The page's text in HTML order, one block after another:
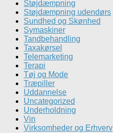
Støjdæmpning
Støjdæmpning udendørs
Sundhed og Skønhed
Symaskiner
Tandbehandling
Taxakørsel
Telemarketing
Terapi
Tøj og Mode
Træpiller
Uddannelse
Uncategorized
Underholdning
Vin
Virksomheder og Erhverv